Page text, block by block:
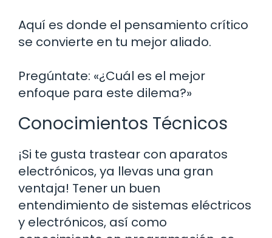
Aquí es donde el pensamiento crítico
se convierte en tu mejor aliado.
Pregúntate: «¿Cuál es el mejor
enfoque para este dilema?»
Conocimientos Técnicos
¡Si te gusta trastear con aparatos
electrónicos, ya llevas una gran
ventaja! Tener un buen
entendimiento de sistemas eléctricos
y electrónicos, así como